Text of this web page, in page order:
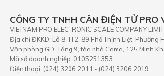
CÔNG TY TNHH CÂN ĐIỆN TỬ PRO
VIETNAM PRO ELECTRONIC SCALE COMPANY
Địa chỉ ĐKKD: Lô 8-TT2, 89 Phố Thịnh Liệt, Phường
Văn phòng GD: Tầng 9, tòa nhà Coma, 125 Minh
Mã số doanh nghiệp: 0105251353
Điện thoại: (024) 3206 2011 - (024) 3206 2019